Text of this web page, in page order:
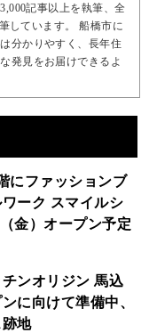
記事以上を執筆、全
しています。 船橋市に
分かりやすく、長年住
発見をお届けできるよ
にファッションブ
ーク スマイルシ
金）オープン予定
ンオリジン 馬込
に向けて準備中、
地